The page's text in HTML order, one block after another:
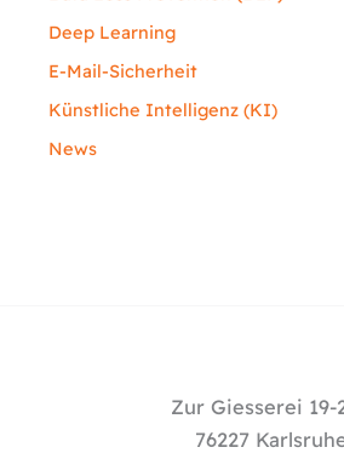
Deep Learning
E-Mail-Sicherheit
Künstliche Intelligenz (KI)
News
Zur Giesserei 19-
76227